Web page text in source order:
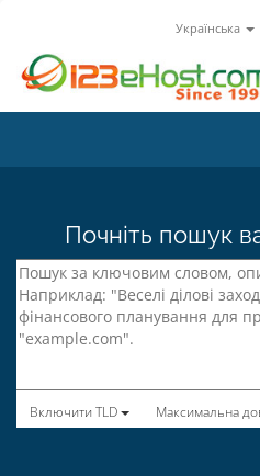
Українська
Почніть пошук
Включити TLD Максимальна